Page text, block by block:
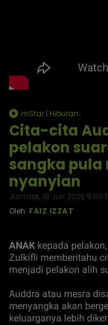
mStar | Hiburan
Cita-cita
pelakon
sangka pula
nyanyian
Jumaat, 19 Jun 2026 5:00
Oleh: FAIZ IZZAT
ANAK kepada
Zulkifli memberitahu
menjadi pelakon alih
Auddra atau mesra
menyangka akan
keluarganya lebih